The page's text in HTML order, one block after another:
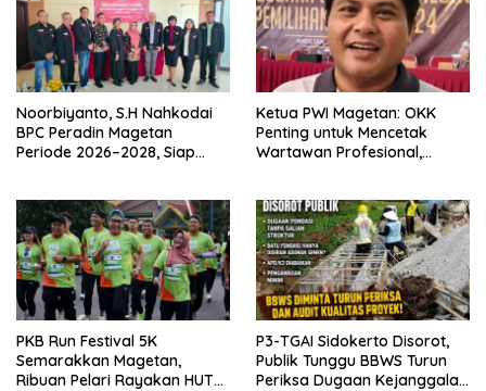
Noorbiyanto, S.H Nahkodai
BPC Peradin Magetan
Periode 2026–2028, Siap
Ketua PWI Magetan: OKK
Penting untuk Mencetak
Wartawan Profesional,
PKB Run Festival 5K
Semarakkan Magetan,
Ribuan Pelari Rayakan HUT
P3-TGAI Sidokerto Disorot,
Publik Tunggu BBWS Turun
Periksa Dugaan Kejanggalan